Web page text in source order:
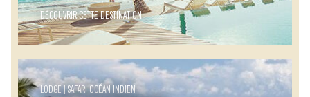
DÉCOUVRIR CETTE DESTINATION
LODGE SAFARI OCÉAN INDIEN